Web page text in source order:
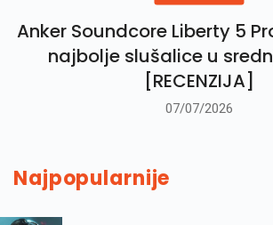
Anker Soundcore Liberty 5
najbolje slušalice u
[RECENZIJA]
07/07/2026
Najpopularnije